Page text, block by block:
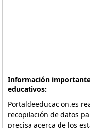
Información
educativos:
Portaldeeducacion.es
recopilación de datos
precisa acerca de los